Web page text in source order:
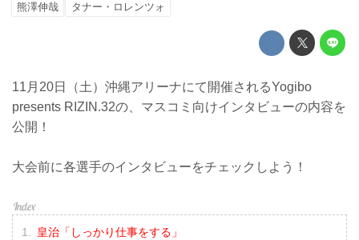
熊澤伸哉
タナー・ロレンツォ
11月20日（土）沖縄アリーナにて開催されるYogibo
presents RIZIN.32の、マスコミ向けインタビューの内容を
公開！
大会前に各選手のインタビューをチェックしよう！
皇治「しっかり仕事をする」